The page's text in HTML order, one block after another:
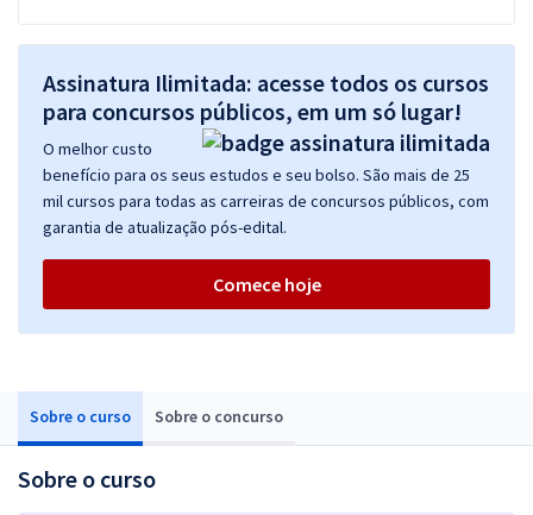
Sobre o curso Sobre o concurso
Sobre o curso
Assinatura Ilimitada: acesse todos os cursos
para concursos públicos, em um só lugar!
O melhor custo
benefício para os seus estudos e seu bolso. São mais de 25
mil cursos para todas as carreiras de concursos públicos, com
garantia de atualização pós-edital.
Comece hoje